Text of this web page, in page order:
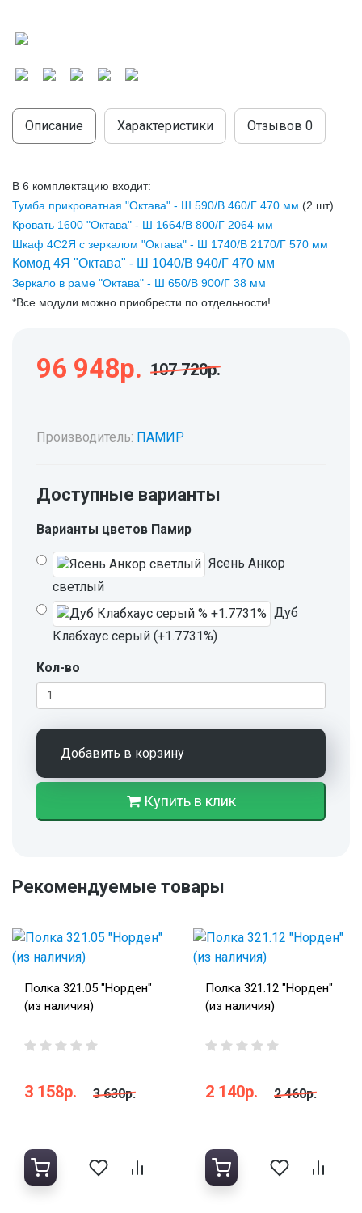
СТОЛЫ ПИСЬМЕННЫЕ
ТУМБЫ
МОЙКИ
СТУЛЬЯ
ШКАФЫ
ЭТАЖЕРКИ И БАНКЕТКИ
Описание Характеристики Отзывов 0
В 6 комплектацию входит:
Тумба прикроватная "Октава" - Ш 590/В 460/Г 470 мм (2 шт)
Кровать 1600 "Октава" - Ш 1664/В 800/Г 2064 мм
Шкаф 4С2Я с зеркалом "Октава" - Ш 1740/В 2170/Г 570 мм
Комод 4Я "Октава" - Ш 1040/В 940/Г 470 мм
Зеркало в раме "Октава" - Ш 650/В 900/Г 38 мм
*Все модули можно приобрести по отдельности!
96 948р. 107 720р.
Производитель: ПАМИР
Доступные варианты
Варианты цветов Памир
Ясень Анкор
светлый
Дуб
Клабхаус серый (+1.7731%)
Кол-во
Добавить в корзину
Купить в клик
Рекомендуемые товары
Полка 321.05 "Норден"
(из наличия)
3 158р. 3 630р.
Полка 321.12 "Норден"
(из наличия)
2 140р. 2 460р.